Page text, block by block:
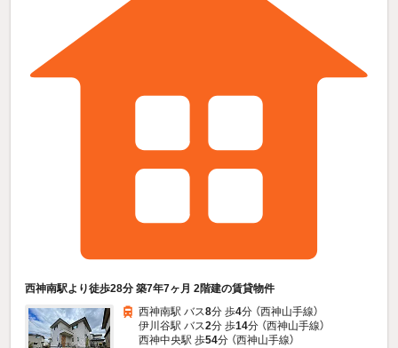
西神南駅より徒歩28分 築7年7ヶ月 2階建の賃貸物件
西神南駅 バス8分 歩4分 （西神山手線）
伊川谷駅 バス2分 歩14分 （西神山手線）
西神中央駅 歩54分 （西神山手線）